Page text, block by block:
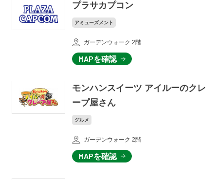
プラサカプコン
アミューズメント
ガーデンウォーク 2階
MAPを確認
モンハンスイーツ アイルーのクレ
ープ屋さん
グルメ
ガーデンウォーク 2階
MAPを確認